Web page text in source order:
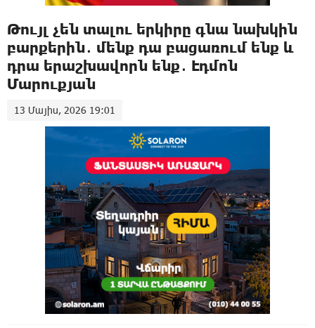
Թույլ չեն տալու երկիրը գնա նախկին
բարքերին․ մենք դա բացառում ենք և
դրա երաշխավորն ենք․ Էդմոն
Մարուքյան
13 Մայիս, 2026 19:01